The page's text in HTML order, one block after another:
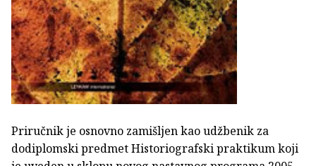
Priručnik je osnovno zamišljen kao udžbenik za
dodiplomski predmet Historiografski praktikum koji